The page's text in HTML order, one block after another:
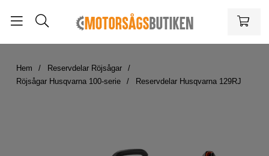
Hem
Reservdelar Röjsågar
Röjsågar Husqvarna 100-serie
Reservdelar Husqvarna 129RJ